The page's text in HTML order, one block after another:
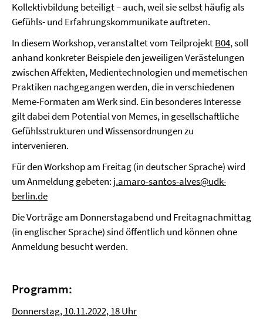
Kollektivbildung beteiligt – auch, weil sie selbst häufig als
Gefühls- und Erfahrungskommunikate auftreten.
In diesem Workshop, veranstaltet vom TeilprojektB04, soll
anhand konkreter Beispiele den jeweiligen Verästelungen
zwischen Affekten, Medientechnologien und memetischen
Praktiken nachgegangen werden, die in verschiedenen
Meme-Formaten am Werk sind. Ein besonderes Interesse
gilt dabei dem Potential von Memes, in gesellschaftliche
Gefühlsstrukturen und Wissensordnungen zu
intervenieren.
Für den Workshop am Freitag (in deutscher Sprache) wird
um Anmeldung gebeten: j.amaro-santos-alves@udk-
berlin.de
Die Vorträge am Donnerstagabend und Freitagnachmittag
(in englischer Sprache) sind öffentlich und können ohne
Anmeldung besucht werden.
Programm:
Donnerstag, 10.11.2022, 18 Uhr